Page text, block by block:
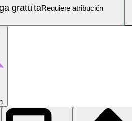
gratuitaRequiere atribución